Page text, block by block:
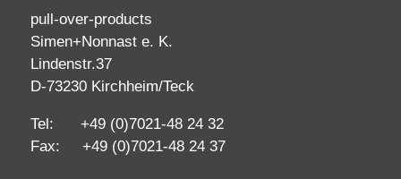
pull-over-products
Simen+Nonnast e. K.
Lindenstr.37
D-73230 Kirchheim/Teck
Tel: +49 (0)7021-48 24 32
Fax: +49 (0)7021-48 24 37